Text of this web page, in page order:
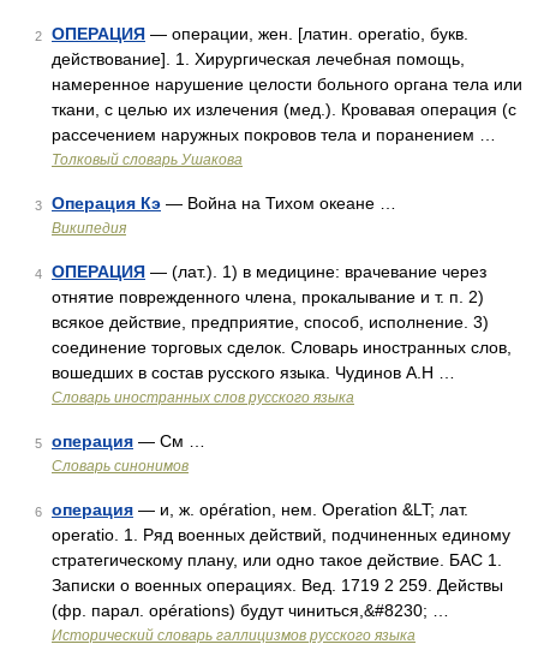
2 ОПЕРАЦИЯ — операции, жен. [латин. operatio, букв.
действование]. 1. Хирургическая лечебная помощь,
намеренное нарушение целости больного органа тела или
ткани, с целью их излечения (мед.). Кровавая операция (с
рассечением наружных покровов тела и поранением …
Толковый словарь Ушакова
3 Операция Кэ — Война на Тихом океане …
Википедия
4 ОПЕРАЦИЯ — (лат.). 1) в медицине: врачевание через
отнятие поврежденного члена, прокалывание и т. п. 2)
всякое действие, предприятие, способ, исполнение. 3)
соединение торговых сделок. Словарь иностранных слов,
вошедших в состав русского языка. Чудинов А.Н …
Словарь иностранных слов русского языка
5 операция — См …
Словарь синонимов
6 операция — и, ж. opération, нем. Operation &LT; лат.
operatio. 1. Ряд военных действий, подчиненных единому
стратегическому плану, или одно такое действие. БАС 1.
Записки о военных операциях. Вед. 1719 2 259. Действы
(фр. парал. opérations) будут чиниться,&#8230; …
Исторический словарь галлицизмов русского языка